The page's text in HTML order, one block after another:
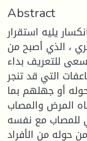
Abstract
يليه استقرار
، الذي أصبح من
للتعريف بداء
التي قد تنجر
أو جهلهم بما
المرض والمصاب.
للمصاب مع نفسه
حوله من الأفراد .